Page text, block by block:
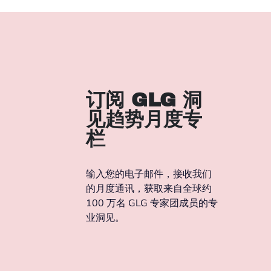
订阅 GLG 洞
见趋势月度专
栏
输入您的电子邮件，接收我们
的月度通讯，获取来自全球约
100 万名 GLG 专家团成员的专
业洞见。